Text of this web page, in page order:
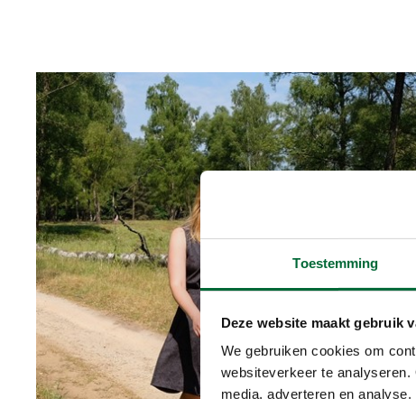
Toestemming
Deze website maakt gebruik
We gebruiken cookies om
websiteverkeer te
media, adverteren en